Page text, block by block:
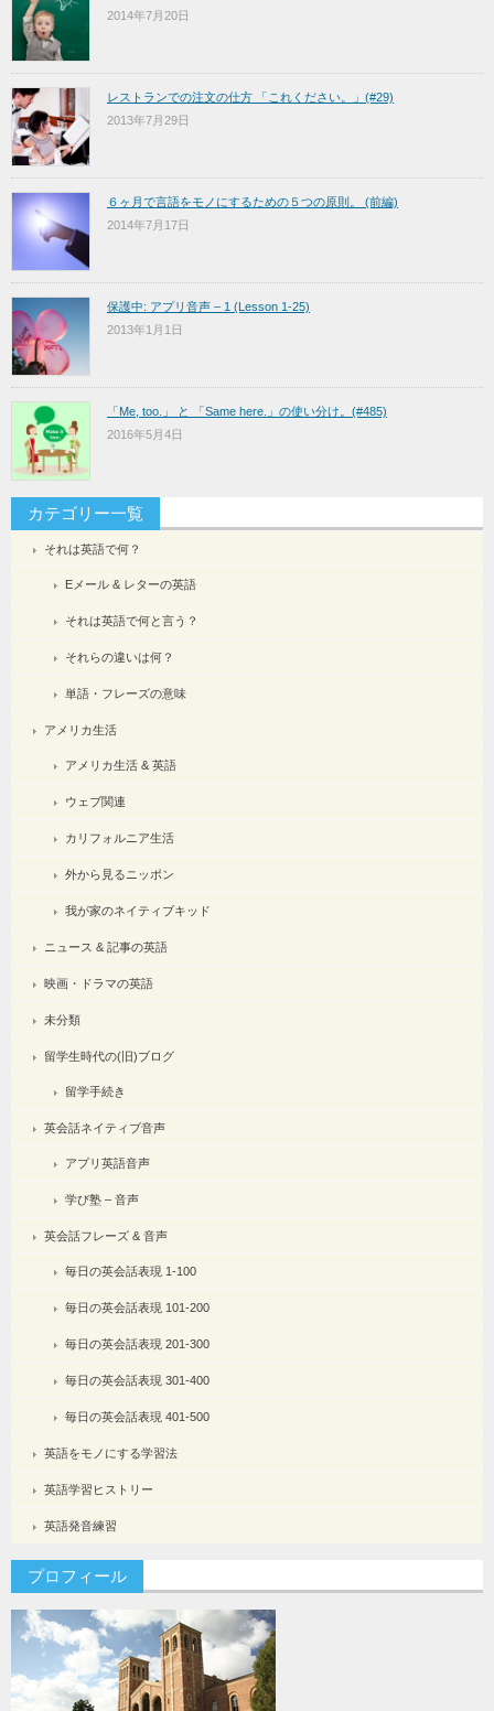
2014年7月20日
レストランでの注文の仕方 「これください。」(#29)
2013年7月29日
６ヶ月で言語をモノにするための５つの原則。 (前編)
2014年7月17日
保護中: アプリ音声 – 1 (Lesson 1-25)
2013年1月1日
「Me, too.」 と 「Same here.」の使い分け。(#485)
2016年5月4日
カテゴリー一覧
それは英語で何？
Eメール & レターの英語
それは英語で何と言う？
それらの違いは何？
単語・フレーズの意味
アメリカ生活
アメリカ生活 & 英語
ウェブ関連
カリフォルニア生活
外から見るニッポン
我が家のネイティブキッド
ニュース & 記事の英語
映画・ドラマの英語
未分類
留学生時代の(旧)ブログ
留学手続き
英会話ネイティブ音声
アプリ英語音声
学び塾 – 音声
英会話フレーズ & 音声
毎日の英会話表現 1-100
毎日の英会話表現 101-200
毎日の英会話表現 201-300
毎日の英会話表現 301-400
毎日の英会話表現 401-500
英語をモノにする学習法
英語学習ヒストリー
英語発音練習
プロフィール